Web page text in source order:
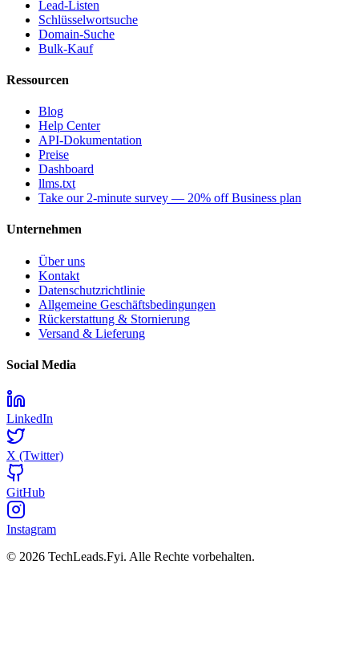
Lead-Listen
Schlüsselwortsuche
Domain‑Suche
Bulk-Kauf
Ressourcen
Blog
Help Center
API-Dokumentation
Preise
Dashboard
llms.txt
Take our 2-minute survey — 20% off Business plan
Unternehmen
Über uns
Kontakt
Datenschutzrichtlinie
Allgemeine Geschäftsbedingungen
Rückerstattung & Stornierung
Versand & Lieferung
Social Media
LinkedIn
X (Twitter)
GitHub
Instagram
© 2026 TechLeads.Fyi. Alle Rechte vorbehalten.